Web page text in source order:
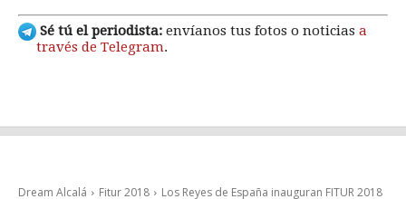
Sé tú el periodista: envíanos tus fotos o noticias a
través de Telegram.